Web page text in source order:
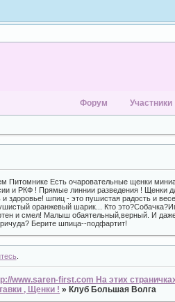
Форум Участники
Есть очаровательные щенки
и РКФ ! Прямые линнии разведения ! Щенки
и здоровье! шпиц - это пушистая радость и
оранжевый шарик... Кто
и смел! Малыш обаятельный,верный. И
Берите шпица--подфартит!
.
www.saren-first.com На этих
, Щенки ! »Клуб Большая Волга